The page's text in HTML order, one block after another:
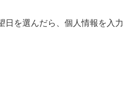
日を選んだら、個人情報を入力